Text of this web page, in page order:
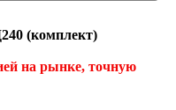
(комплект)
на рынке, точную